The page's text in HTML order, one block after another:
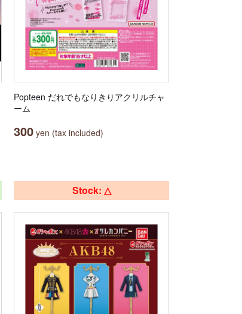
Popteen だれでもなりきりアクリルチャ
ーム
300 yen (tax included)
Stock: △